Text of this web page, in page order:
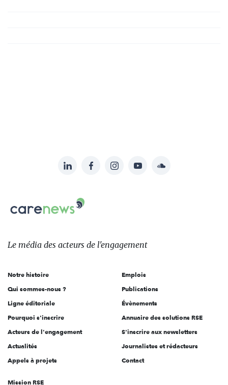
sur:
LinkedInFacebookInstagramYouTubeSoundcloud
Le
des
l'engagement
Le média des acteurs de l'engagement
Notre histoire
Qui sommes-nous ?
Ligne éditoriale
Pourquoi s'inscrire
Acteurs de l'engagement
Actualités
Appels à projets
Emplois
Publications
Évènements
Annuaire des solutions RSE
S'inscrire aux newsletters
Journalistes et rédacteurs
Contact
Mission RSE